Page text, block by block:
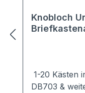
Knobloch
1-20 Kästen
DB703 &